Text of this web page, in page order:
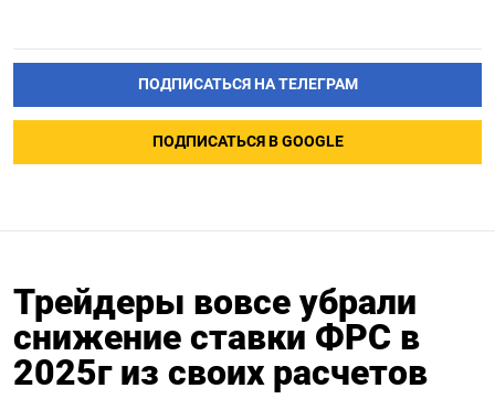
ПОДПИСАТЬСЯ НА ТЕЛЕГРАМ
ПОДПИСАТЬСЯ В GOOGLE
Трейдеры вовсе убрали
снижение ставки ФРС в
2025г из своих расчетов